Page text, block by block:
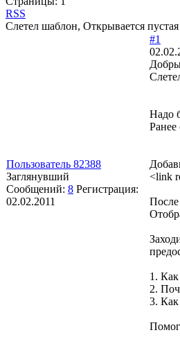
RSS
Слетел шаблон, Открывается
Пользователь 82388
Заглянувший
Сообщений: 8 Регистрация:
02.02.2011
#1
Надо
Ранее
<link
После
1.
2.
3.